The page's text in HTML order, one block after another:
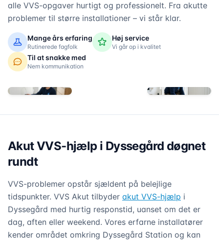
alle VVS-opgaver hurtigt og professionelt. Fra akutte
problemer til større installationer – vi står klar.
Mange års erfaring
Rutinerede fagfolk
Høj service
Vi går op i kvalitet
Til at snakke med
Nem kommunikation
Akut VVS-hjælp i Dyssegård døgnet
rundt
VVS-problemer opstår sjældent på belejlige
tidspunkter. VVS Akut tilbyder akut VVS-hjælp i
Dyssegård med hurtig responstid, uanset om det er
dag, aften eller weekend. Vores erfarne installatører
kender området omkring Dyssegård Station og kan